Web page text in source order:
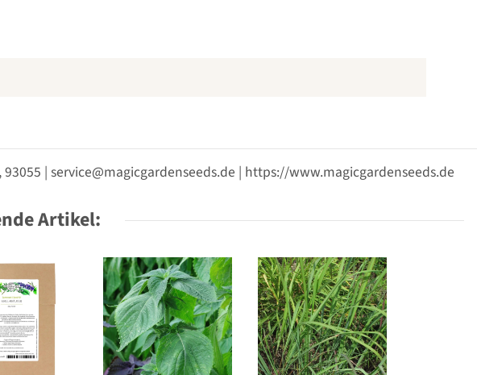
| service@magicgardenseeds.de | https://www.magicgardenseeds.de
Artikel: